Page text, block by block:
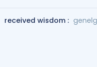
received wisdom :